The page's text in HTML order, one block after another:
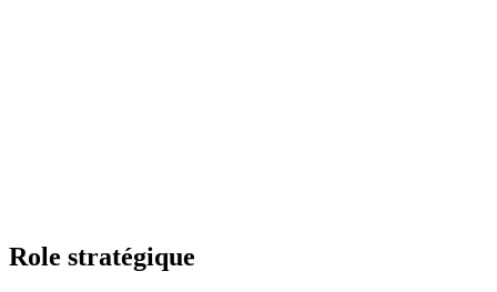
Role stratégique